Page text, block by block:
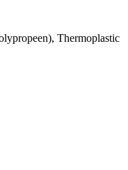
, Thermoplastic